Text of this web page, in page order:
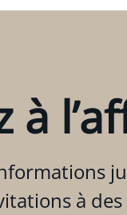
à
à